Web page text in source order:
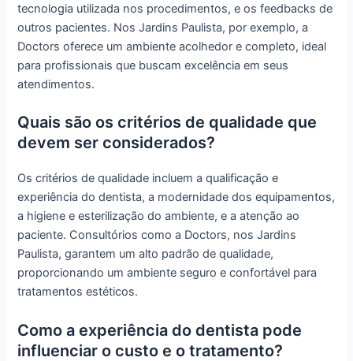
tecnologia utilizada nos procedimentos, e os feedbacks de
outros pacientes. Nos Jardins Paulista, por exemplo, a
Doctors oferece um ambiente acolhedor e completo, ideal
para profissionais que buscam excelência em seus
atendimentos.
Quais são os critérios de qualidade que
devem ser considerados?
Os critérios de qualidade incluem a qualificação e
experiência do dentista, a modernidade dos equipamentos,
a higiene e esterilização do ambiente, e a atenção ao
paciente. Consultórios como a Doctors, nos Jardins
Paulista, garantem um alto padrão de qualidade,
proporcionando um ambiente seguro e confortável para
tratamentos estéticos.
Como a experiência do dentista pode
influenciar o custo e o tratamento?